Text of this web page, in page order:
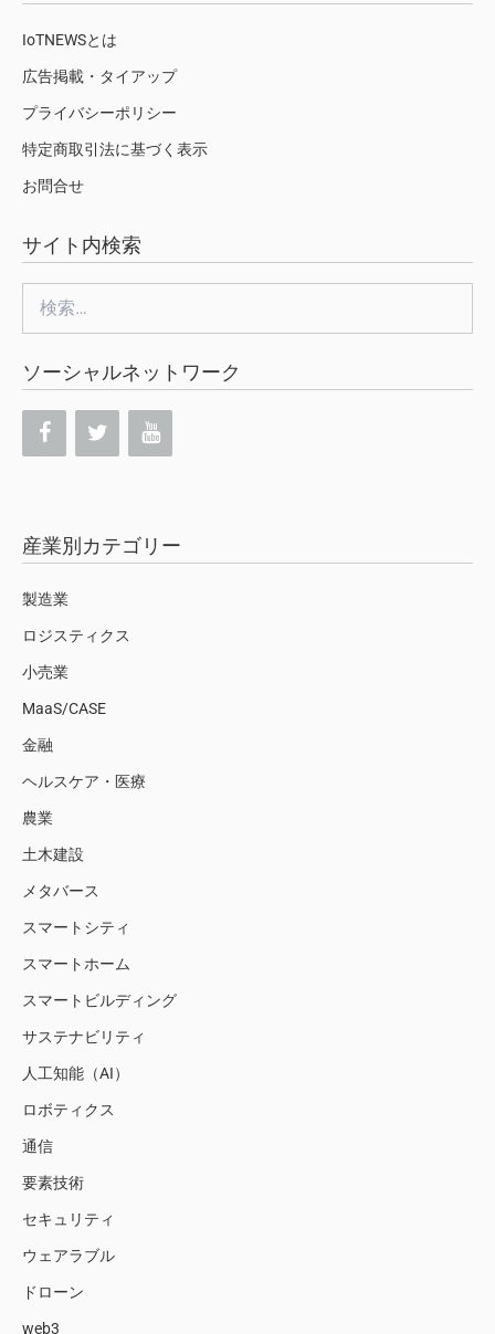
IoTNEWSとは
広告掲載・タイアップ
プライバシーポリシー
特定商取引法に基づく表示
お問合せ
サイト内検索
索:
ソーシャルネットワーク
産業別カテゴリー
製造業
ロジスティクス
小売業
MaaS/CASE
金融
ヘルスケア・医療
農業
土木建設
メタバース
スマートシティ
スマートホーム
スマートビルディング
サステナビリティ
人工知能（AI）
ロボティクス
通信
要素技術
セキュリティ
ウェアラブル
ドローン
web3